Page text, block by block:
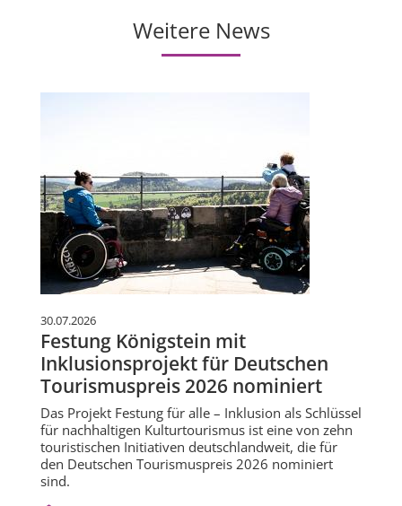
Weitere News
30.07.2026
Festung Königstein mit
Inklusionsprojekt für Deutschen
Tourismuspreis 2026 nominiert
Das Projekt Festung für alle – Inklusion als Schlüssel
für nachhaltigen Kulturtourismus ist eine von zehn
touristischen Initiativen deutschlandweit, die für
den Deutschen Tourismuspreis 2026 nominiert
sind.